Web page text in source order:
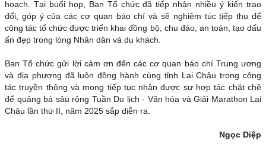
hoạch. Tại buổi họp, Ban Tổ chức đã tiếp nhận nhiều ý kiến trao
đổi, góp ý của các cơ quan báo chí và sẽ nghiêm túc tiếp thu để
công tác tổ chức được triển khai đồng bộ, chu đáo, an toàn, tạo dấu
ấn đẹp trong lòng Nhân dân và du khách.
Ban Tổ chức gửi lời cảm ơn đến các cơ quan báo chí Trung ương
và địa phương đã luôn đồng hành cùng tỉnh Lai Châu trong công
tác truyền thông và mong tiếp tục nhận được sự hợp tác chặt chẽ
để quảng bá sâu rộng Tuần Du lịch - Văn hóa và Giải Marathon Lai
Châu lần thứ II, năm 2025 sắp diễn ra.
Ngọc Diệp